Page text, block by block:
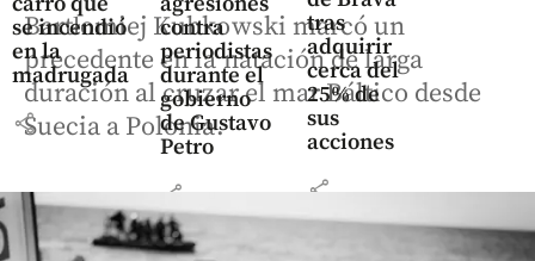
se incendió
en la
madrugada
share
contra
periodistas
durante el
gobierno
de Gustavo
Petro
share
tras
adquirir
cerca del
25% de
sus
acciones
share
Bartłomiej Kubkowski marcó un
precedente en la natación de larga
duración al cruzar el mar Báltico desde
Suecia a Polonia.